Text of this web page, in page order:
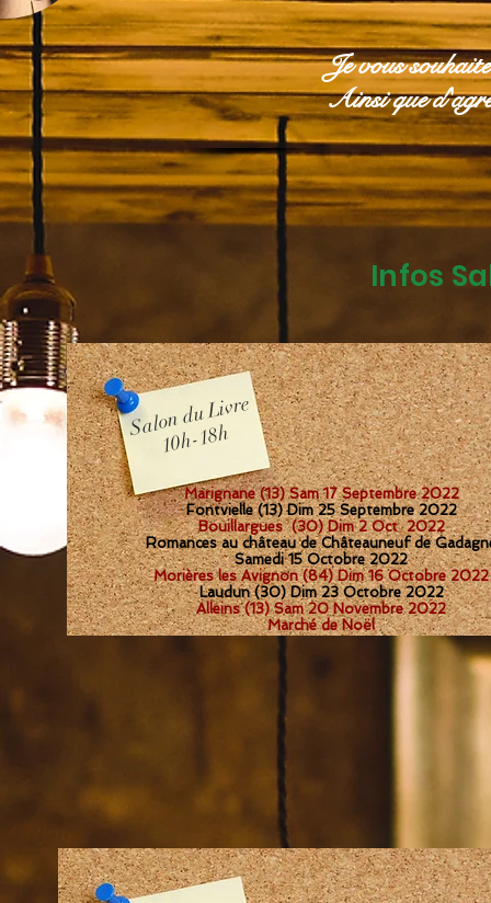
Je vous
Ainsi que
Infos
Salon du Livre
10h-18h
Marignane (13) Sam 17 Septembre 2022
Fontvielle (13) Dim 25 Septembre 2022
Bouillargues (30) Dim 2 Oct 2022
Romances au château de Châteauneuf de
Samedi 15 Octobre 2022
Morières les Avignon (84) Dim 16 Octobre 2022
Laudun (30) Dim 23 Octobre 2022
Alleins (13) Sam 20 Novembre 2022
Marché de Noël